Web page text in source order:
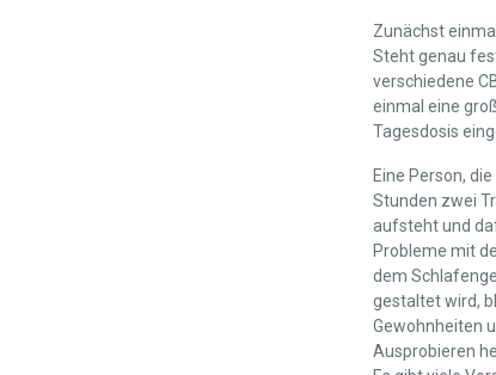
Zunächst
Steht genau
verschiedene
einmal eine
Tagesdosis
Eine Person,
Stunden zwei
aufsteht und
Probleme mit
dem
gestaltet wird,
Gewohnheiten
Ausprobieren